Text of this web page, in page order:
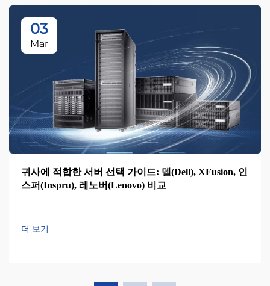
03
Mar
귀사에 적합한 서버 선택 가이드: 델(Dell), XFusion, 인
스퍼(Inspru), 레노버(Lenovo) 비교
더 보기